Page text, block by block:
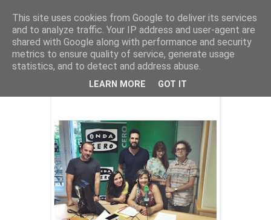
martes, 19 de julio de 2016
Hablando de Snapchat en Onda Cero
This site uses cookies from Google to deliver its services
and to analyze traffic. Your IP address and user-agent are
shared with Google along with performance and security
metrics to ensure quality of service, generate usage
statistics, and to detect and address abuse.
LEARN MORE GOT IT